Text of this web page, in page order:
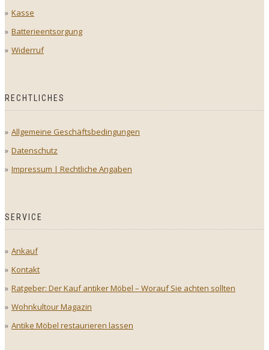
Kasse
Batterieentsorgung
Widerruf
RECHTLICHES
Allgemeine Geschäftsbedingungen
Datenschutz
Impressum | Rechtliche Angaben
SERVICE
Ankauf
Kontakt
Ratgeber: Der Kauf antiker Möbel – Worauf Sie achten sollten
Wohnkultour Magazin
Antike Möbel restaurieren lassen